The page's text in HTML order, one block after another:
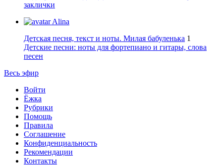
заклички
Alina
Детская песня, текст и ноты. Милая бабуленька 1
Детские песни: ноты для фортепиано и гитары, слова
песен
Весь эфир
Войти
Ёжка
Рубрики
Помощь
Правила
Соглашение
Конфиденциальность
Рекомендации
Контакты